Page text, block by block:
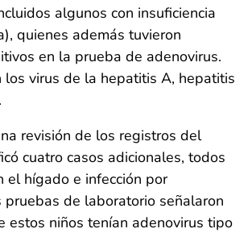
algunos con insuficiencia
quienes además tuvieron
en la prueba de adenovirus.
los virus de la hepatitis A, hepatitis
revisión de los registros del
cuatro casos adicionales, todos
el hígado e infección por
pruebas de laboratorio señalaron
estos niños tenían adenovirus tipo